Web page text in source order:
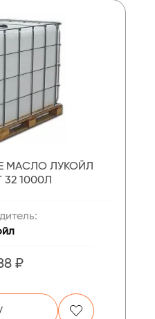
МАСЛО ЛУКОЙЛ
32 1000Л
₽